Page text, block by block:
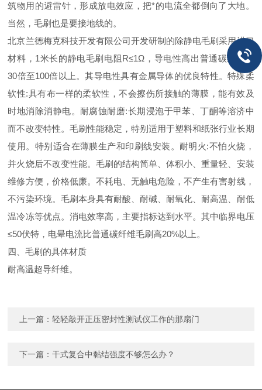
筑物用的避雷针，形成放电效应，把*的电流全都倒向了大地。
当然，毛刷也是要接地线的。
北京兰德梅克科技开发有限公司开发研制的除静电毛刷采用进口
材料， 1米长的静电毛刷电阻R≤1Ω ，导电性高出普通碳纤维的
30倍至100倍以上。其导电性具有金属导体的优良特性。特殊柔
软性:具有布一样的柔软性，不会擦伤所接触的薄膜，能有效及
时地消除消静电。耐腐蚀耐磨:长期浸泡于甲苯、丁酮等溶济中
而不改变特性。毛刷性能稳定，特别适用于塑料和纸张行业长期
使用。特别适合在薄膜生产和印刷线安装。耐明火:不怕火烧，
并火烧后不改变性能。毛刷的结构简单、体积小、重量轻、安装
维修方便，价格低廉。不耗电、无触电危险，不产生有害射线，
不污染环境。毛刷本身具有耐酸、耐碱、耐氧化、耐高温、耐低
温冷冻等优点。消电效率高，主要指标达到水平。其中临界电压
≤50伏特，电晕电流比普通碳纤维毛刷高20%以上。
四、毛刷的具体材质
耐高温超导纤维。
上一篇：轻轻敲开正压密封性测试仪工作的那扇门
下一篇：干式复合中黏结强度不够怎么办？